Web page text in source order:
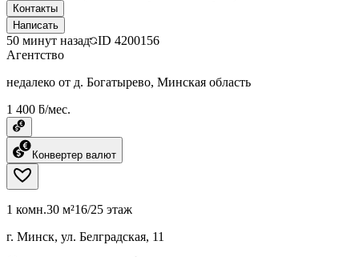
Контакты
Написать
50 минут назад ID 4200156
Агентство
недалеко от д. Богатырево, Минская область
1 400 ƃ/мес.
Конвертер валют
1 комн.30 м²16/25 этаж
г. Минск, ул. Белградская, 11